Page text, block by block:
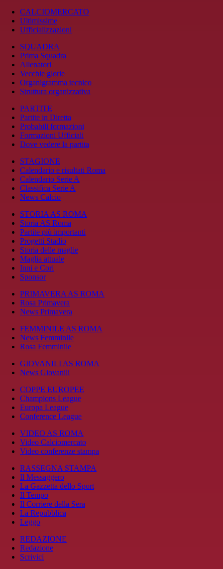
CALCIOMERCATO
Ultimissime
Ufficializzazioni
SQUADRA
Prima Squadra
Allenatori
Vecchie glorie
Organigramma tecnico
Struttura organizzativa
PARTITE
Partite in Diretta
Probabili formazioni
Formazioni Ufficiali
Dove vedere la partita
STAGIONE
Calendario e risultati Roma
Calendario Serie A
Classifica Serie A
News Calcio
STORIA AS ROMA
Storia AS Roma
Partite più importanti
Progetti Stadio
Storia delle maglie
Maglia attuale
Inni e Cori
Sponsor
PRIMAVERA AS ROMA
Rosa Primavera
News Primavera
FEMMINILE AS ROMA
News Femminile
Rosa Femminile
GIOVANILI AS ROMA
News Giovanili
COPPE EUROPEE
Champions League
Europa League
Conference League
VIDEO AS ROMA
Video Calciomercato
Video conferenze stampa
RASSEGNA STAMPA
Il Messaggero
La Gazzetta dello Sport
Il Tempo
Il Corriere della Sera
La Repubblica
Leggo
REDAZIONE
Redazione
Scrivici